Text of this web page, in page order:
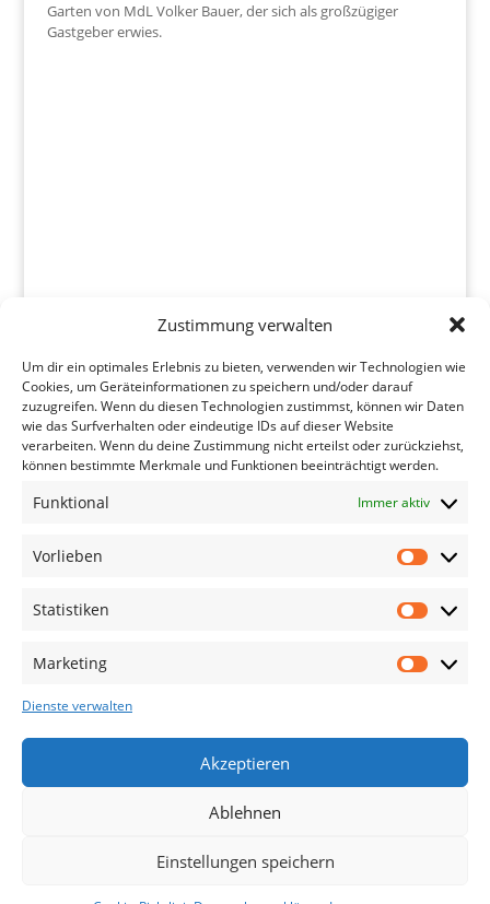
Zustimmung verwalten
Um dir ein optimales Erlebnis zu bieten, verwenden wir Technologien wie
Cookies, um Geräteinformationen zu speichern und/oder darauf
zuzugreifen. Wenn du diesen Technologien zustimmst, können wir Daten
wie das Surfverhalten oder eindeutige IDs auf dieser Website
verarbeiten. Wenn du deine Zustimmung nicht erteilst oder zurückziehst,
können bestimmte Merkmale und Funktionen beeinträchtigt werden.
Funktional Immer aktiv
Vorlieben Vorlieben
Statistiken
Marketing
Dienste verwalten
Akzeptieren
Ablehnen
Einstellungen speichern
Mehr Laden Folgen
Impressum
Cookie-Richtlinie (EU)
die Website weiterhin nutzt, stimmst du der Verwendung von Cookies
zu.